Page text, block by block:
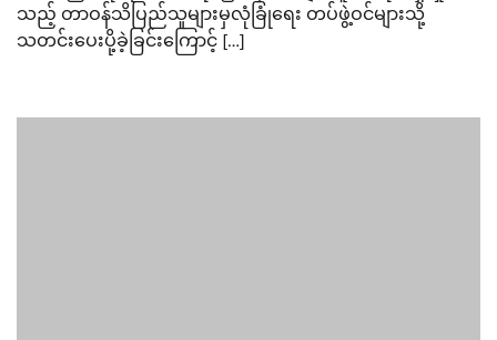
သည့် တာဝန်သိပြည်သူများမှလုံခြုံရေး တပ်ဖွဲ့ဝင်များသို့
သတင်းပေးပို့ခဲ့ခြင်းကြောင့် […]